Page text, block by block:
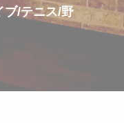
ブ/テニス/野